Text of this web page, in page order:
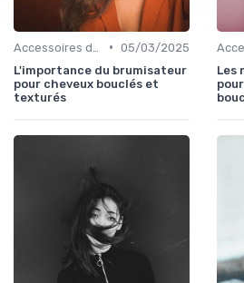
• 05/03/2025
L'importance du brumisateur
pour cheveux bouclés et
texturés
Les